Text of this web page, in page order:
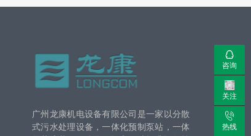
广州龙康机电设备有限公司是一家以分散
式污水处理设备，一体化预制泵站，一体
咨询
关注
热线